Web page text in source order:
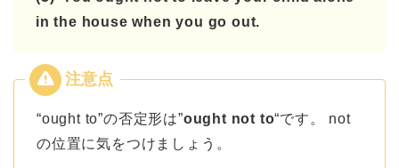
in the house when you go out.
“ought to”の否定形は”ought not to“です。 not
の位置に気をつけましょう。